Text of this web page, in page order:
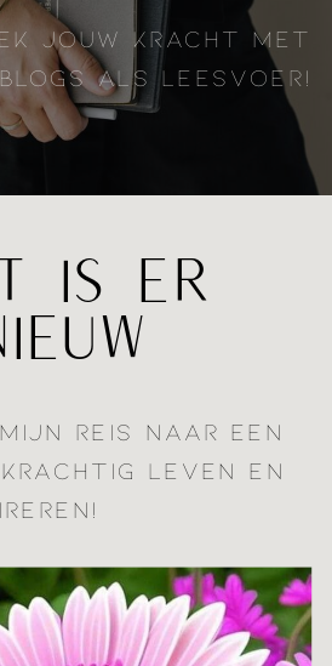
JOUW KRACHT MET
ALS LEESVOER!
REIS NAAR EEN
LEVEN EN
IS ER